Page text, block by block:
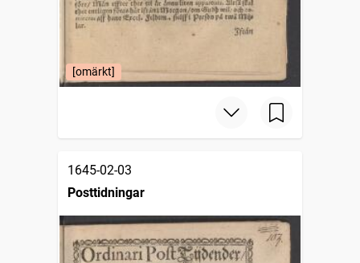
[omärkt]
1645-02-03
Posttidningar